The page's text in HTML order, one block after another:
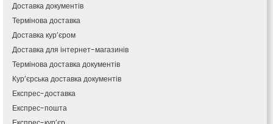
Доставка документів
Термінова доставка
Доставка кур’єром
Доставка для інтернет-магазинів
Термінова доставка документів
Кур’єрська доставка документів
Експрес-доставка
Експрес-пошта
Кам’янка
Кам’янське
Канів
Козятин
Київ
Кобеляки
Коцюбинське
Конотоп